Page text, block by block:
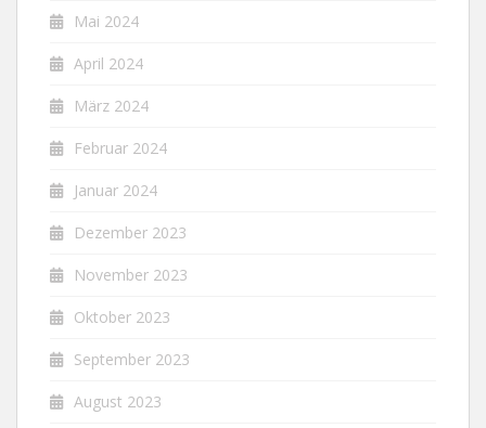
Mai 2024
April 2024
März 2024
Februar 2024
Januar 2024
Dezember 2023
November 2023
Oktober 2023
September 2023
August 2023